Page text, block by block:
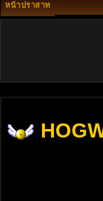
หน้าปราสาท